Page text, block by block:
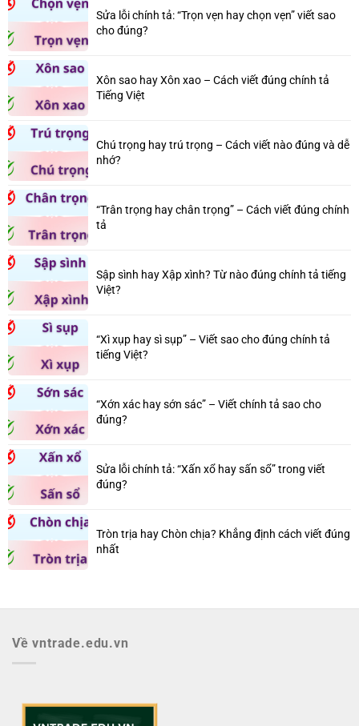
Sửa lỗi chính tả: “Trọn vẹn hay chọn vẹn” viết sao
cho đúng?
Xôn sao hay Xôn xao – Cách viết đúng chính tả
Tiếng Việt
Chú trọng hay trú trọng – Cách viết nào đúng và dễ
nhớ?
“Trân trọng hay chân trọng” – Cách viết đúng chính
tả
Sập sình hay Xập xình? Từ nào đúng chính tả tiếng
Việt?
“Xì xụp hay sì sụp” – Viết sao cho đúng chính tả
tiếng Việt?
“Xớn xác hay sớn sác” – Viết chính tả sao cho
đúng?
Sửa lỗi chính tả: “Xấn xổ hay sấn sổ” trong viết
đúng?
Tròn trịa hay Chòn chịa? Khẳng định cách viết đúng
nhất
Về vntrade.edu.vn